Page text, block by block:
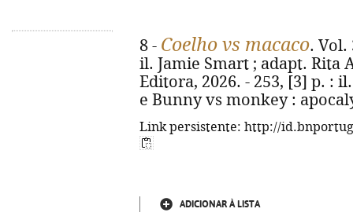
8 - Coelho vs macaco. Vol.
il. Jamie Smart ; adapt. Rita
Editora, 2026. - 253, [3] p. :
e Bunny vs monkey :
Link persistente: http://
ADICIONAR À LISTA